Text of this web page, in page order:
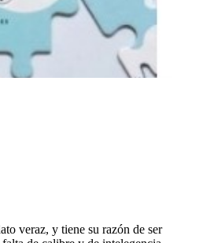
veraz, y tiene su razón de ser